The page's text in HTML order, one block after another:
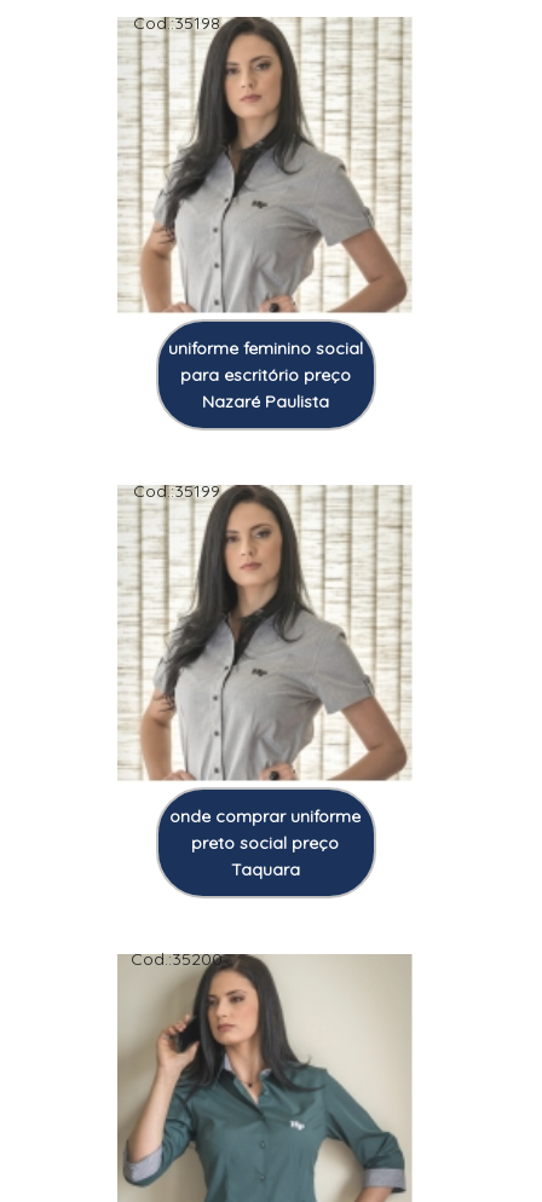
Cod.:35198
uniforme feminino social
para escritório preço
Nazaré Paulista
Cod.:35199
onde comprar uniforme
preto social preço
Taquara
Cod.:35200